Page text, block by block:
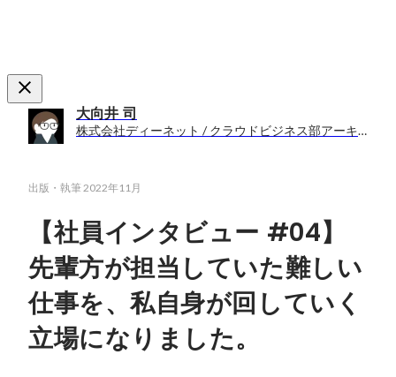
大向井 司
株式会社ディーネット / クラウドビジネス部アーキテクト課
出版・執筆2022年11月
【社員インタビュー #04】
先輩方が担当していた難しい
仕事を、私自身が回していく
立場になりました。